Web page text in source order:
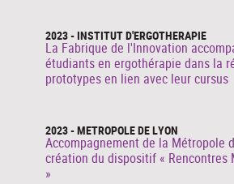
2023 - INSTITUT D'ERGOTHERAPIE
La Fabrique de l'Innovation
étudiants en ergothérapie dans la
prototypes en lien avec leur cursus
2023 - METROPOLE DE LYON
Accompagnement de la Métropole
création du dispositif « Rencontres
»